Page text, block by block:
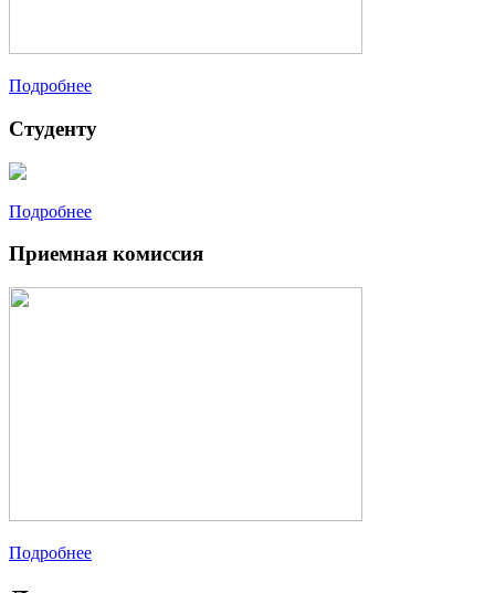
Подробнее
Студенту
Подробнее
Приемная комиссия
Подробнее